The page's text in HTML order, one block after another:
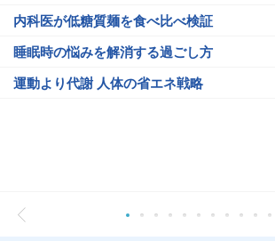
内科医が低糖質麺を食べ比べ検証
睡眠時の悩みを解消する過ごし方
運動より代謝 人体の省エネ戦略